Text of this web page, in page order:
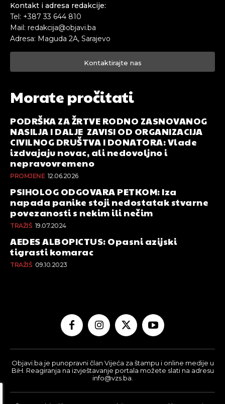
Kontakt i adresa redakcije:
Tel: +387 33 644 810
Mail: redakcija@objavi.ba
Adresa: Maguda 2A, Sarajevo
Kontaktirajte nas
Morate pročitati
PODRŠKA ZA ŽRTVE RODNO ZASNOVANOG
NASILJA I DALJE ZAVISI OD ORGANIZACIJA
CIVILNOG DRUŠTVA I DONATORA: Vlade
izdvajaju novac, ali nedovoljno i
nepravovremeno
PROMJENE 12.06.2026
PSIHOLOG ODGOVARA PETKOM: Iza
napada panike stoji nedostatak stvarne
povezanosti s nekim ili nečim
TRAŽIŠ 19.07.2024
AEDES ALBOPICTUS: Opasni azijski
tigrasti komarac
TRAŽIŠ 09.10.2023
Objavi.ba je punopravni član Vijeća za štampu i online medije u
BiH. Reagiranja na izvještavanje portala možete slati na adresu
info@vzs.ba.